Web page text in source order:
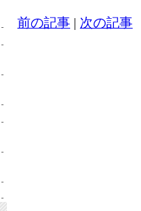
前の記事 | 次の記事